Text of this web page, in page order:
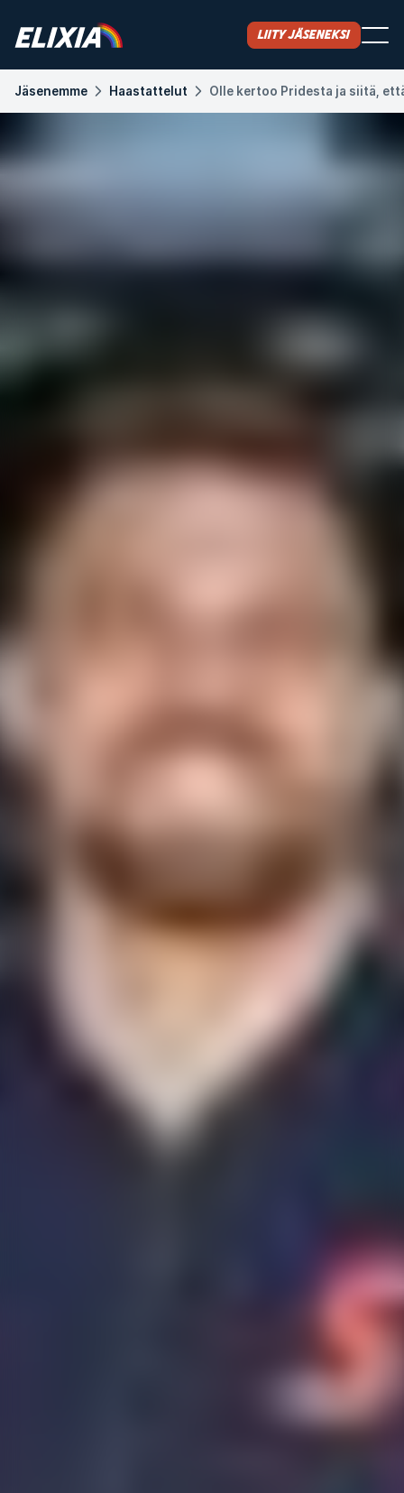
Liity jäseneksi
Jäsenemme Haastattelut Olle kertoo Pridesta ja siitä,